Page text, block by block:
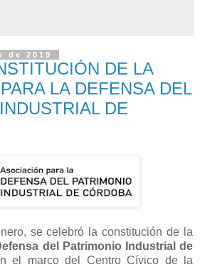
de 2019
DE LA
LA DEFENSA DEL
DE
se celebró la constitución de la
del Patrimonio Industrial de
el marco del Centro Cívico de la